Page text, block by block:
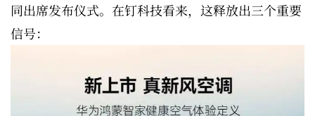
同出席发布仪式。在钉科技看来，这释放出三个重要
信号：